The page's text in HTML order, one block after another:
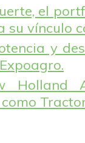
el
vínculo
y
Holland